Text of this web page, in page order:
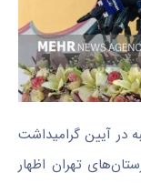
در آیین گرامیداشت
تهران اظهار